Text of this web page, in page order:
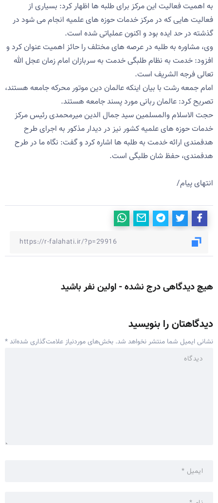
به اهمیت فعالیت این مرکز برای طلبه ها اظهار کرد: بسیاری از
فعالیت هایی که در مرکز خدمات حوزه های علمیه انجام می شود در
گذشته در حد ایده بود و اکنون عملیاتی شده است.
وی، مشاوره به طلبه در عرصه های مختلف را حائز اهمیت عنوان کرد و
افزود: خدمت به نظام طلبگی خدمت به سربازان امام زمان عجل الله
تعالی فرجه الشریف است.
امام جمعه رشت با بیان اینکه عالمان دین موتور محرکه جامعه هستند،
تصریح کرد: عالمان ربانی مورد پسند جامعه هستند.
حجت الاسلام والمسلمین سید جمال الدین میرمحمدی رئیس مرکز
خدمات حوزه های علمیه کشور نیز در دیدار مذکور به اجرای طرح
هدفمندی ارائه خدمت به طلبه ها اشاره کرد و گفت: نگاه ما در طرح
هدفمندی، حفظ شان طلبگی است.
انتهای پیام/
هیچ دیدگاهی درج نشده - اولین نفر باشید
دیدگاهتان را بنویسید
نشانی ایمیل شما منتشر نخواهد شد. بخش‌های موردنیاز علامت‌گذاری شده‌اند*